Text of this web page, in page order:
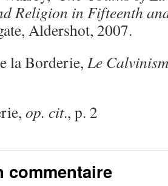
Religion in Fifteenth
Aldershot, 2007.
la Borderie, Le
op. cit., p. 2
commentaire